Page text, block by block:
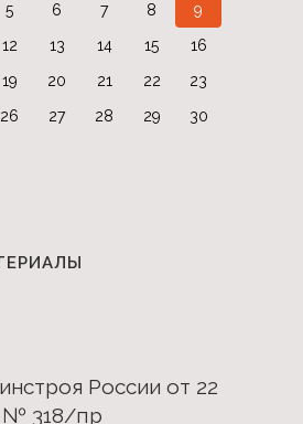
5 6 7 8
9
12 13 14 15
16
19 20 21 22
23
26 27 28 29
30
России от 22
№ 318/пр